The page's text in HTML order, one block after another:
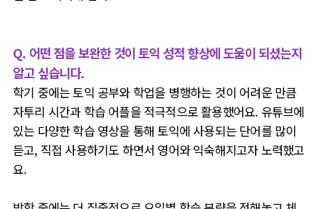
Q. 어떤 점을 보완한 것이 토익 성적 향상에 도움이 되셨는지
알고 싶습니다.
학기 중에는 토익 공부와 학업을 병행하는 것이 어려운 만큼
자투리 시간과 학습 어플을 적극적으로 활용했어요. 유튜브에
있는 다양한 학습 영상을 통해 토익에 사용되는 단어를 많이
듣고, 직접 사용하기도 하면서 영어와 익숙해지고자 노력했고
요.